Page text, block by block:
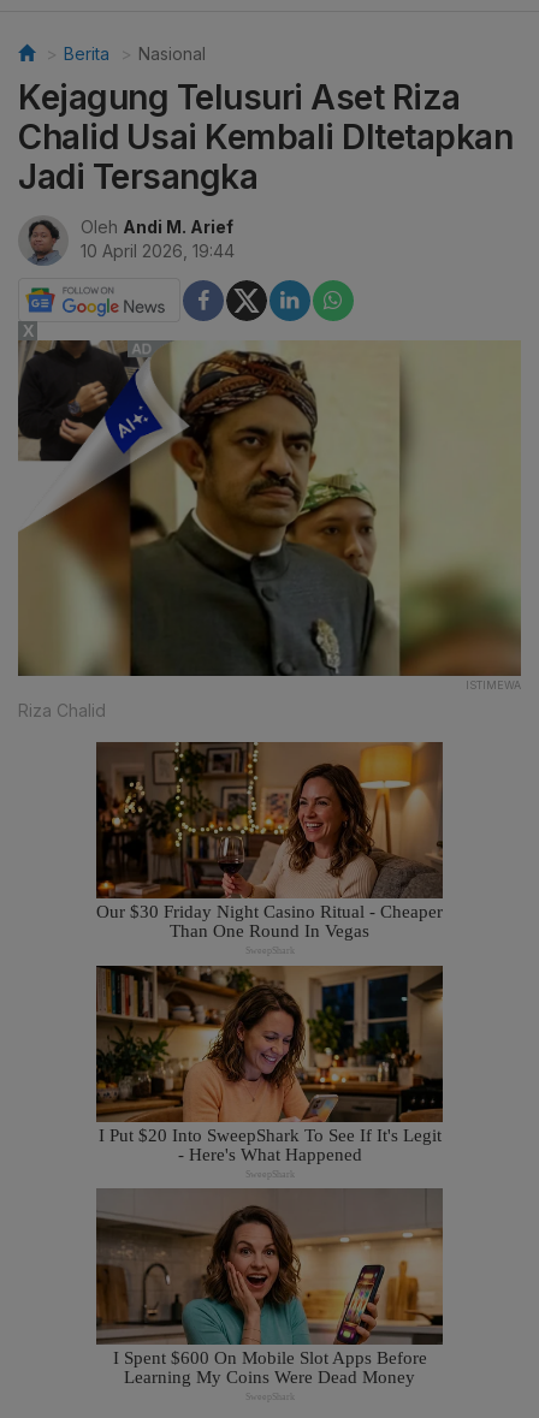
Berita Nasional
Kejagung Telusuri Aset Riza
Chalid Usai Kembali DItetapkan
Jadi Tersangka
Oleh Andi M. Arief
10 April 2026, 19:44
ISTIMEWA
Riza Chalid
X